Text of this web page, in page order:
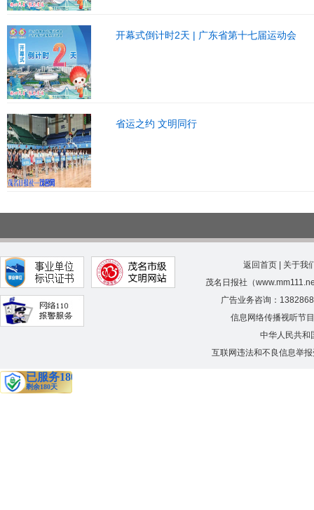
开幕式倒计时2天 | 广东省第十七届运动会
省运之约 文明同行
返回首页
关于我
茂名日报社（
广告业务咨询：
信息网络传播视听节
中华人民共和
互联网违法和不良信息举